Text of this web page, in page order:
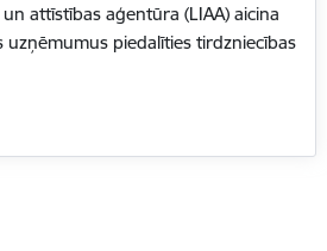
attīstības aģentūra (LIAA) aicina
uzņēmumus piedalīties tirdzniecības